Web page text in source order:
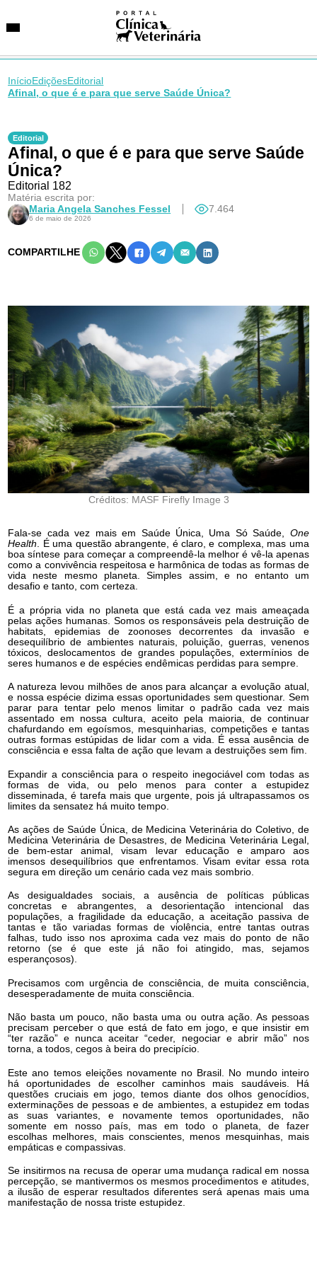
VetAgenda
Especialidades
InícioEdiçõesEditorial
Afinal, o que é e para que serve Saúde Única?
Editorial
Afinal, o que é e para que serve Saúde
Única?
Editorial 182
Matéria escrita por:
Maria Angela Sanches Fessel
6 de maio de 2026
7.464
COMPARTILHE
Créditos: MASF Firefly Image 3
Fala-se cada vez mais em Saúde Única, Uma Só Saúde, One
Health. É uma questão abrangente, é claro, e complexa, mas uma
boa síntese para começar a compreendê-la melhor é vê-la apenas
como a convivência respeitosa e harmônica de todas as formas de
vida neste mesmo planeta. Simples assim, e no entanto um
desafio e tanto, com certeza.
É a própria vida no planeta que está cada vez mais ameaçada
pelas ações humanas. Somos os responsáveis pela destruição de
habitats, epidemias de zoonoses decorrentes da invasão e
desequilíbrio de ambientes naturais, poluição, guerras, venenos
tóxicos, deslocamentos de grandes populações, extermínios de
seres humanos e de espécies endêmicas perdidas para sempre.
A natureza levou milhões de anos para alcançar a evolução atual,
e nossa espécie dizima essas oportunidades sem questionar. Sem
parar para tentar pelo menos limitar o padrão cada vez mais
assentado em nossa cultura, aceito pela maioria, de continuar
chafurdando em egoísmos, mesquinharias, competições e tantas
outras formas estúpidas de lidar com a vida. É essa ausência de
consciência e essa falta de ação que levam a destruições sem fim.
Expandir a consciência para o respeito inegociável com todas as
formas de vida, ou pelo menos para conter a estupidez
disseminada, é tarefa mais que urgente, pois já ultrapassamos os
limites da sensatez há muito tempo.
As ações de Saúde Única, de Medicina Veterinária do Coletivo, de
Medicina Veterinária de Desastres, de Medicina Veterinária Legal,
de bem-estar animal, visam levar educação e amparo aos
imensos desequilíbrios que enfrentamos. Visam evitar essa rota
segura em direção um cenário cada vez mais sombrio.
As desigualdades sociais, a ausência de políticas públicas
concretas e abrangentes, a desorientação intencional das
populações, a fragilidade da educação, a aceitação passiva de
tantas e tão variadas formas de violência, entre tantas outras
falhas, tudo isso nos aproxima cada vez mais do ponto de não
retorno (se é que este já não foi atingido, mas, sejamos
esperançosos).
Precisamos com urgência de consciência, de muita consciência,
desesperadamente de muita consciência.
Não basta um pouco, não basta uma ou outra ação. As pessoas
precisam perceber o que está de fato em jogo, e que insistir em
“ter razão” e nunca aceitar “ceder, negociar e abrir mão” nos
torna, a todos, cegos à beira do precipício.
Este ano temos eleições novamente no Brasil. No mundo inteiro
há oportunidades de escolher caminhos mais saudáveis. Há
questões cruciais em jogo, temos diante dos olhos genocídios,
exterminações de pessoas e de ambientes, a estupidez em todas
as suas variantes, e novamente temos oportunidades, não
somente em nosso país, mas em todo o planeta, de fazer
escolhas melhores, mais conscientes, menos mesquinhas, mais
empáticas e compassivas.
Se insitirmos na recusa de operar uma mudança radical em nossa
percepção, se mantivermos os mesmos procedimentos e atitudes,
a ilusão de esperar resultados diferentes será apenas mais uma
manifestação de nossa triste estupidez.